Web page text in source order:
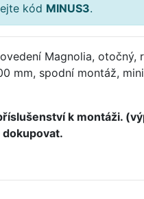
kód MINUS3.
Magnolia, otočný,
mm, spodní montáž,
k montáži.